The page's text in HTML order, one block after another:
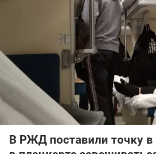
В РЖД поставили точку